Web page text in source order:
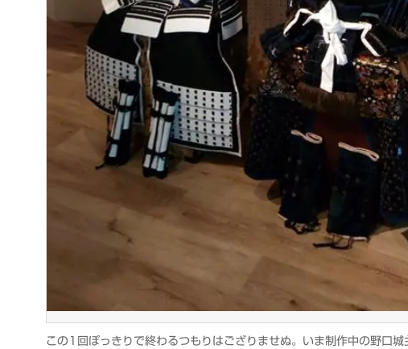
この1回ぽっきりで終わるつもりはござりませぬ。いま制作中の野口